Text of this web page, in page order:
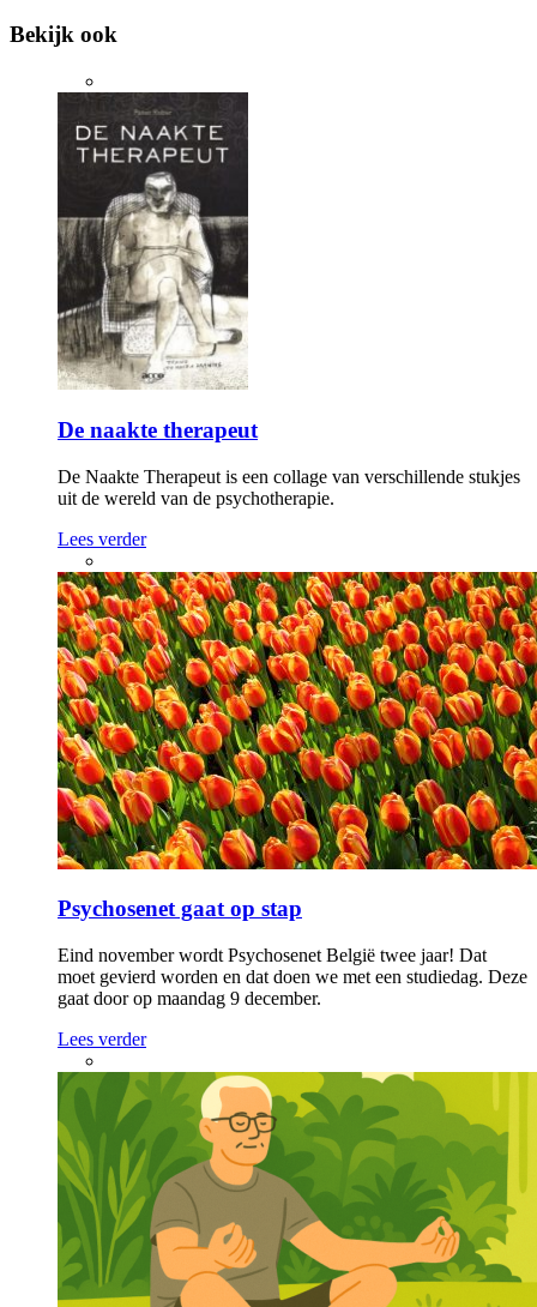
Bekijk ook
De naakte therapeut
De Naakte Therapeut is een collage van verschillende stukjes
uit de wereld van de psychotherapie.
Lees verder
Psychosenet gaat op stap
Eind november wordt Psychosenet België twee jaar! Dat
moet gevierd worden en dat doen we met een studiedag. Deze
gaat door op maandag 9 december.
Lees verder